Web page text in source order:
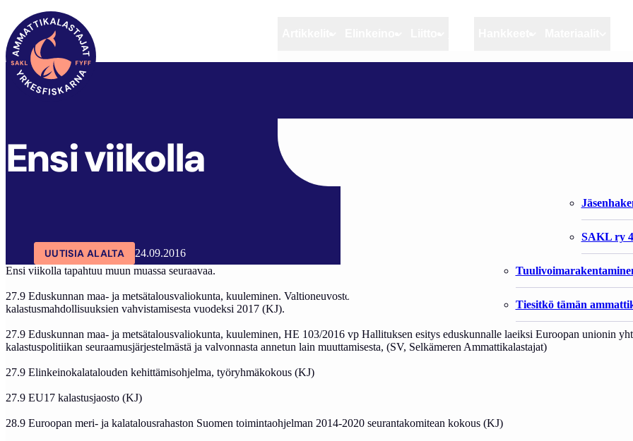
Artikkelit Elinkeino
Rannikko ja
Elinkeinokalatalouden
Kalat ja kalatalous
Vahinkoeläimet
Tiesitkö tämän
Liitto
Liiton
SAKL ry
SAKL ARTIKKELIT
Ensi viikolla
UUTISIA ALALTA
24.09.2016
Ensi viikolla tapahtuu muun muassa seuraavaa.
27.9 Eduskunnan maa- ja metsätalousvaliokunta, kuuleminen. Valtioneuvoston selvitys: Ehdotus neuvoston asetukseksi eräiden
kalastusmahdollisuuksien vahvistamisesta vuodeksi 2017 (KJ).
27.9 Eduskunnan maa- ja metsätalousvaliokunta, kuuleminen, HE 103/2016 vp Hallituksen esitys eduskunnalle laeiksi Euroopan unionin
kalastuspolitiikan seuraamusjärjestelmästä ja valvonnasta annetun lain muuttamisesta, (SV, Selkämeren Ammattikalastajat)
27.9 Elinkeinokalatalouden kehittämisohjelma, työryhmäkokous (KJ)
27.9 EU17 kalastusjaosto (KJ)
28.9 Euroopan meri- ja kalatalousrahaston Suomen toimintaohjelman 2014-2020 seurantakomitean kokous (KJ)